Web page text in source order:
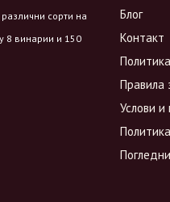
сорти на
8 винарии и 150
Блог
Контакт
Правила
Услови и